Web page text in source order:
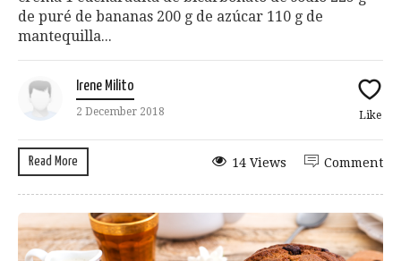
de puré de bananas 200 g de azúcar 110 g de
mantequilla...
Irene Milito
2 December 2018 Like
Read More Comment
14 Views